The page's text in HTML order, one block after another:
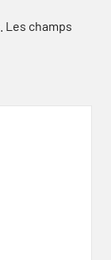
Les champs